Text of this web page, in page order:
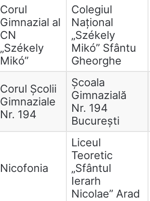
Corul
Gimnazial al
CN
„Székely
Mikó”
Colegiul
Național
„Székely
Mikó” Sfântu
Gheorghe
Corul Școlii
Gimnaziale
Nr. 194
Școala
Gimnazială
Nr. 194
București
Nicofonia
Liceul
Teoretic
„Sfântul
Ierarh
Nicolae” Arad